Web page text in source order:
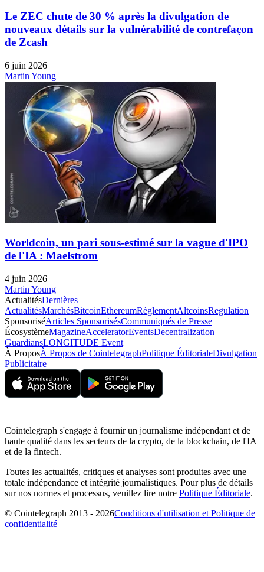
Le ZEC chute de 30 % après la divulgation de
nouveaux détails sur la vulnérabilité de contrefaçon
de Zcash
6 juin 2026
Martin Young
Worldcoin, un pari sous-estimé sur la vague d'IPO
de l'IA : Maelstrom
4 juin 2026
Martin Young
ActualitésDernières
ActualitésMarchésBitcoinEthereumRèglementAltcoinsRegulation
SponsoriséArticles SponsorisésCommuniqués de Presse
ÉcosystèmeMagazineAcceleratorEventsDecentralization
GuardiansLONGITUDE Event
À ProposÀ Propos de CointelegraphPolitique ÉditorialeDivulgation
Publicitaire
Cointelegraph s'engage à fournir un journalisme indépendant et de
haute qualité dans les secteurs de la crypto, de la blockchain, de l'IA
et de la fintech.
Toutes les actualités, critiques et analyses sont produites avec une
totale indépendance et intégrité journalistiques. Pour plus de détails
sur nos normes et processus, veuillez lire notre Politique Éditoriale.
© Cointelegraph 2013 - 2026Conditions d'utilisation et Politique de
confidentialité